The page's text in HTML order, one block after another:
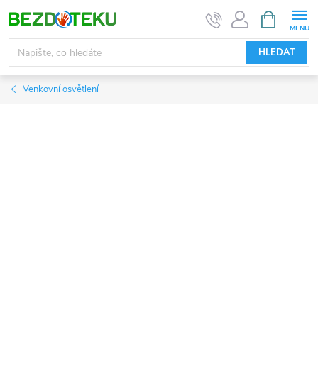
na
obsah
HLEDAT
NÁKUPNÍ
KOŠÍK
Venkovní osvětlení